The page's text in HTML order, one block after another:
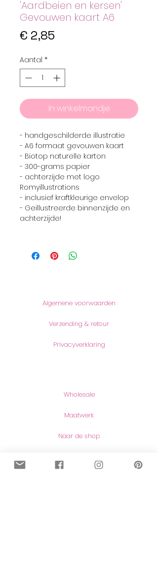
'Aardbeien en kersen'
Gevouwen kaart A6
€ 2,85
Aantal *
In winkelmandje
- handgeschilderde illustratie
- A6 formaat gevouwen kaart
- Biotop naturelle karton
- 300-grams papier
- achterzijde met logo
Romyillustrations
- inclusief kraftkleurige envelop
- Geillustreerde binnenzijde en
achterzijde!
Algemene voorwaarden
Verzending & retour
Privacyverklaring
Wholesale
Maatwerk
Naar de shop
Contact